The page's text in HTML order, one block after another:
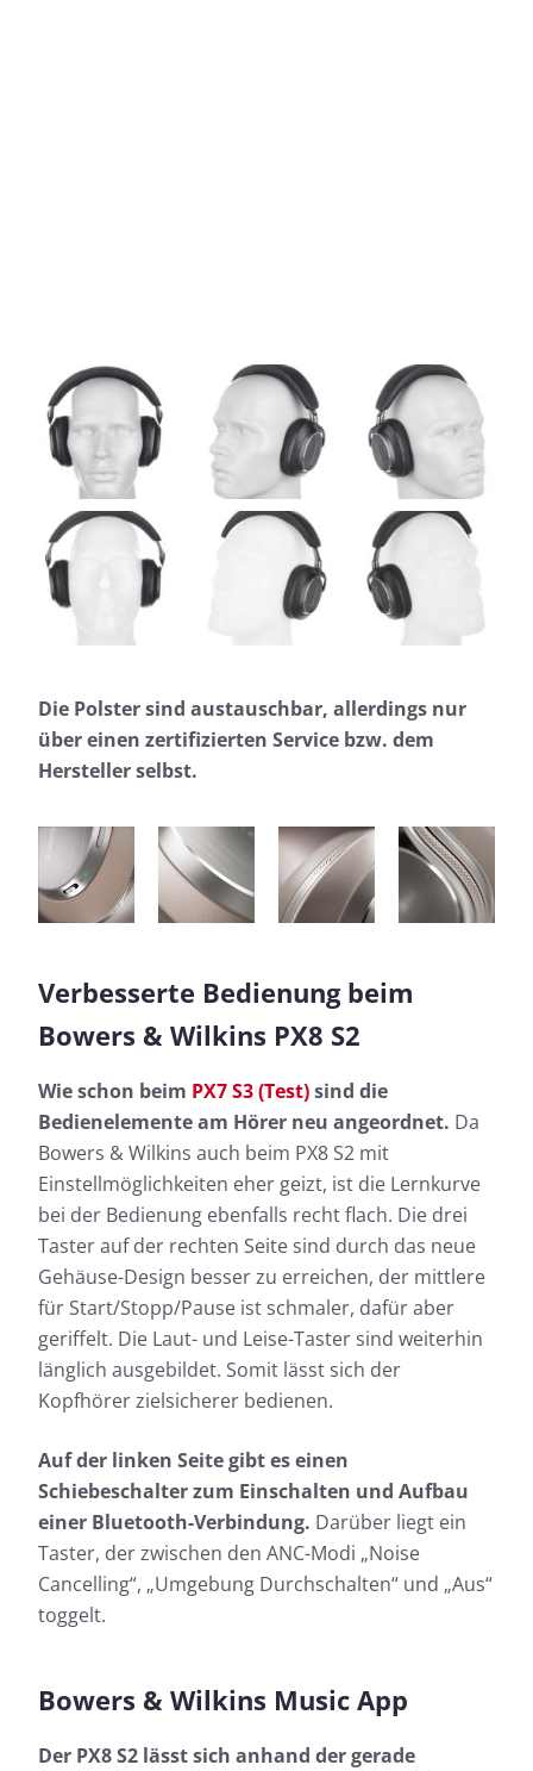
Die Polster sind austauschbar, allerdings nur
über einen zertifizierten Service bzw. dem
Hersteller selbst.
Verbesserte Bedienung beim
Bowers & Wilkins PX8 S2
Wie schon beim PX7 S3 (Test)sind die
Bedienelemente am Hörer neu angeordnet. Da
Bowers & Wilkins auch beim PX8 S2 mit
Einstellmöglichkeiten eher geizt, ist die Lernkurve
bei der Bedienung ebenfalls recht flach. Die drei
Taster auf der rechten Seite sind durch das neue
Gehäuse-Design besser zu erreichen, der mittlere
für Start/Stopp/Pause ist schmaler, dafür aber
geriffelt. Die Laut- und Leise-Taster sind weiterhin
länglich ausgebildet. Somit lässt sich der
Kopfhörer zielsicherer bedienen.
Auf der linken Seite gibt es einen
Schiebeschalter zum Einschalten und Aufbau
einer Bluetooth-Verbindung. Darüber liegt ein
Taster, der zwischen den ANC-Modi „Noise
Cancelling“, „Umgebung Durchschalten“ und „Aus“
toggelt.
Bowers & Wilkins Music App
Der PX8 S2 lässt sich anhand der gerade